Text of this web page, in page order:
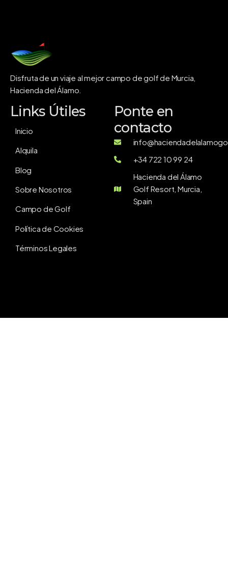
Disfruta de un viaje al mejor campo de golf de Murcia,
Hacienda del Álamo.
Links Útiles
Inicio
Alquila
Blog
Sobre Nosotros
Campo de Golf
Política de Cookies
Términos Legales
Ponte en
contacto
+34 722 10 99 24
Hacienda del Álamo
Golf Resort, Murcia,
Spain